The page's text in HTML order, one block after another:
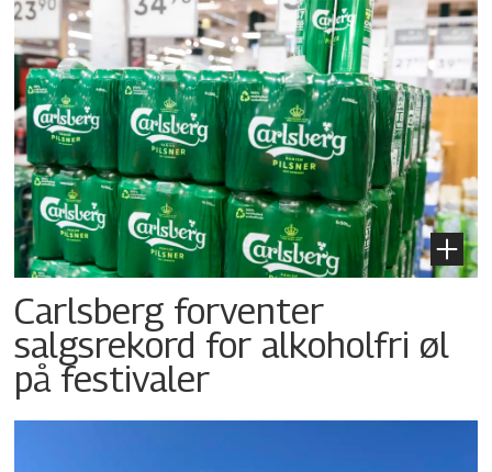
Carlsberg forventer
salgsrekord for alkoholfri øl
på festivaler